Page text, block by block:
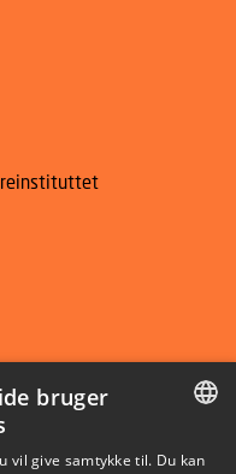
DANISH
bruger
vil give samtykke til. Du kan